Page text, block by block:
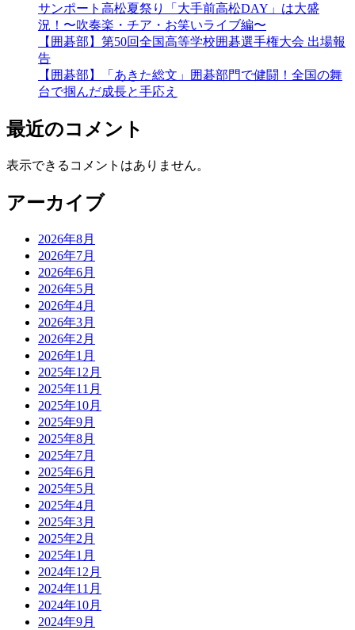
サンポート高松夏祭り「大手前高松DAY」は大盛
況！〜吹奏楽・チア・お笑いライブ編〜
【囲碁部】第50回全国高等学校囲碁選手権大会 出場報
告
【囲碁部】「あきた総文」囲碁部門で健闘！全国の舞
台で掴んだ成長と手応え
最近のコメント
表示できるコメントはありません。
アーカイブ
2026年8月
2026年7月
2026年6月
2026年5月
2026年4月
2026年3月
2026年2月
2026年1月
2025年12月
2025年11月
2025年10月
2025年9月
2025年8月
2025年7月
2025年6月
2025年5月
2025年4月
2025年3月
2025年2月
2025年1月
2024年12月
2024年11月
2024年10月
2024年9月